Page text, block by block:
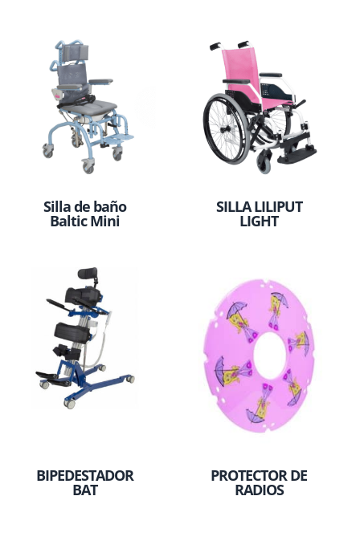
Silla de baño
Baltic Mini
SILLA LILIPUT
LIGHT
BIPEDESTADOR
BAT
PROTECTOR DE
RADIOS